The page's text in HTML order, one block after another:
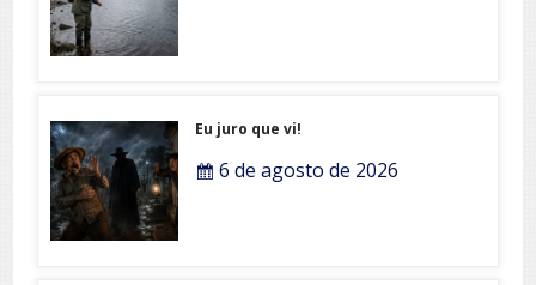
Eu juro que vi!
6 de agosto de 2026